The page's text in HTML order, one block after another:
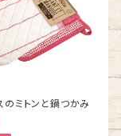
のミトンと鍋つかみ